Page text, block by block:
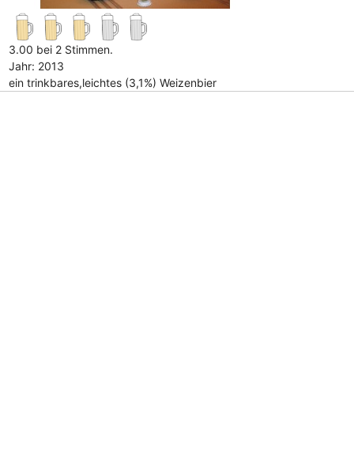
3.00 bei 2 Stimmen.
Jahr: 2013
ein trinkbares,leichtes (3,1%) Weizenbier